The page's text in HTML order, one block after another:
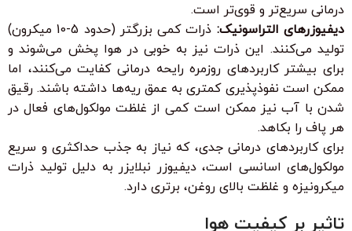
درمانی سریع‌تر و قوی‌تر است.
دیفیوزرهای التراسونیک:
ذرات کمی بزرگتر (حدود 5-10 میکرون)
تولید می‌کنند. این ذرات نیز به خوبی در هوا پخش می‌شوند و
برای بیشتر کاربردهای روزمره رایحه درمانی کفایت می‌کنند، اما
ممکن است نفوذپذیری کمتری به عمق ریه‌ها داشته باشند. رقیق
شدن با آب نیز ممکن است کمی از غلظت مولکول‌های فعال در
هر پاف را بکاهد.
برای کاربردهای درمانی جدی، که نیاز به جذب حداکثری و سریع
مولکول‌های اسانسی است، دیفیوزر نبلایزر به دلیل تولید ذرات
میکرونیزه و غلظت بالای روغن، برتری دارد.
تاثیر بر کیفیت هوا